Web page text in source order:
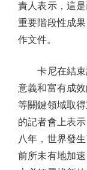
責人表示，這
重要階段性成
作文件。
卡尼在結束
意義和富有成
等關鍵領域取
的記者會上表
八年，世界發
前所未有地加